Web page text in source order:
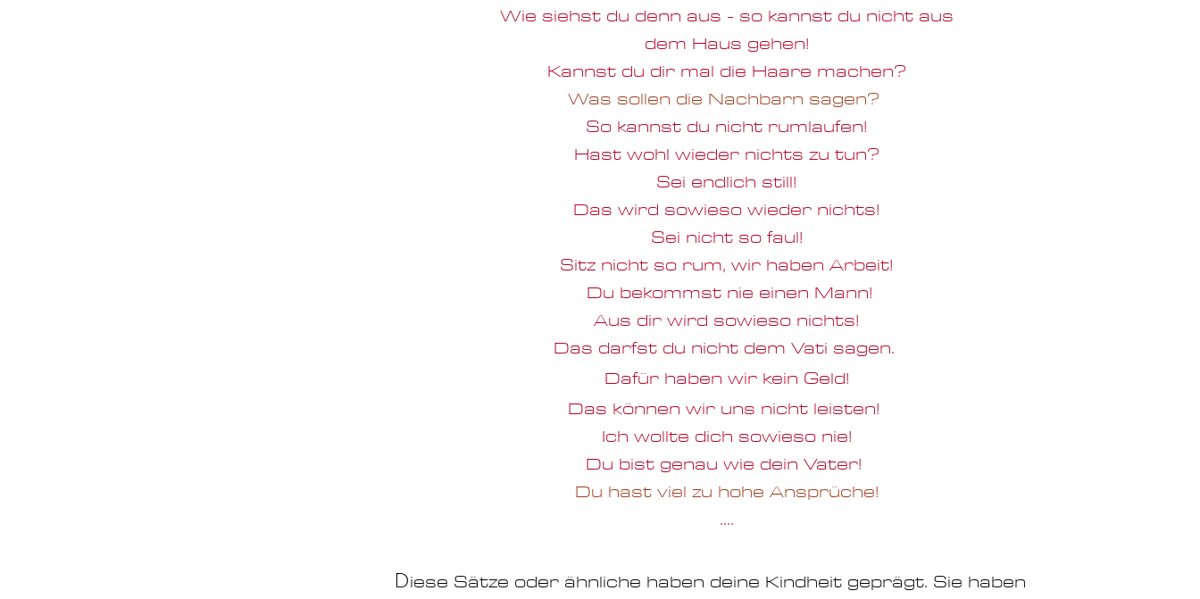
Wie siehst du denn aus - so kannst du nicht aus
dem Haus gehen!
Kannst du dir mal die Haare machen?
Was sollen die Nachbarn sagen?
So kannst du nicht rumlaufen!
Hast wohl wieder nichts zu tun?
Sei endlich still!
Das wird sowieso wieder nichts!
Sei nicht so faul!
Sitz nicht so rum, wir haben Arbeit!
Du bekommst nie einen Mann!
Aus dir wird sowieso nichts!
Das darfst du nicht dem Vati sagen.
Dafür haben wir kein Geld!
Das können wir uns nicht leisten!
Ich wollte dich sowieso nie!
Du bist genau wie dein Vater!
Du hast viel zu hohe Ansprüche!
....
Diese Sätze oder ähnliche haben deine Kindheit geprägt. Sie haben